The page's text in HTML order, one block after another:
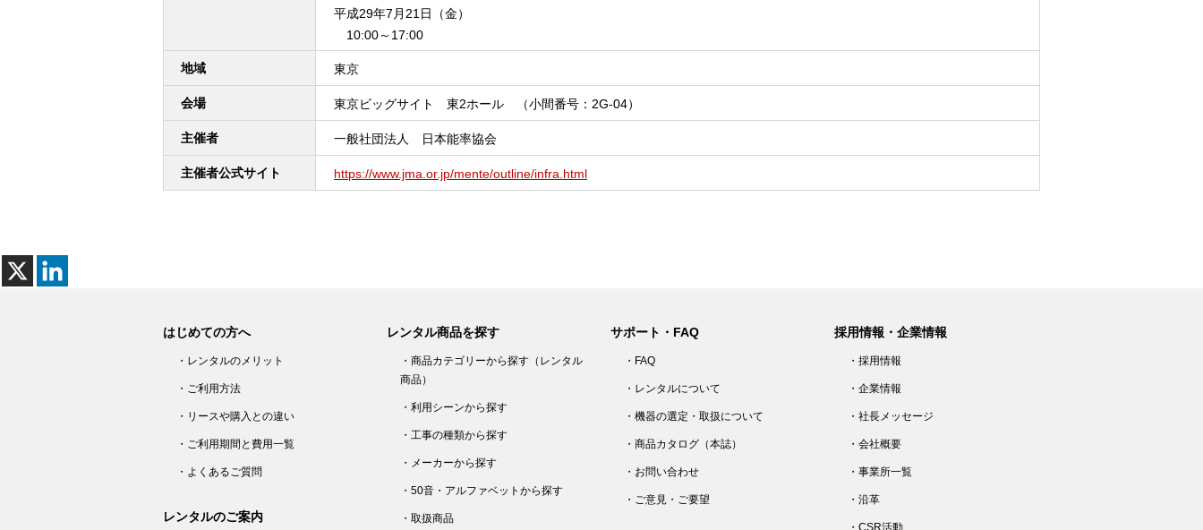
平成29年7月21日（金）
10:00～17:00
地域 東京
会場 東京ビッグサイト 東2ホール （小間番号：2G-04）
主催者 一般社団法人 日本能率協会
主催者公式サイト https://www.jma.or.jp/mente/outline/infra.html
はじめての方へ
・レンタルのメリット
・ご利用方法
・リースや購入との違い
・ご利用期間と費用一覧
・よくあるご質問
レンタルのご案内
レンタル商品を探す
・商品カテゴリーから探す（レンタル
商品）
・利用シーンから探す
・工事の種類から探す
・メーカーから探す
・50音・アルファベットから探す
・取扱商品
サポート・FAQ
・FAQ
・レンタルについて
・機器の選定・取扱について
・商品カタログ（本誌）
・お問い合わせ
・ご意見・ご要望
採用情報・企業情報
・採用情報
・企業情報
・社長メッセージ
・会社概要
・事業所一覧
・沿革
・CSR活動